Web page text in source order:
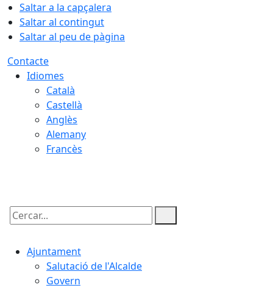
Saltar a la capçalera
Saltar al contingut
Saltar al peu de pàgina
Contacte
Idiomes
Català
Castellà
Anglès
Alemany
Francès
Cercar:
Ajuntament
Salutació de l'Alcalde
Govern